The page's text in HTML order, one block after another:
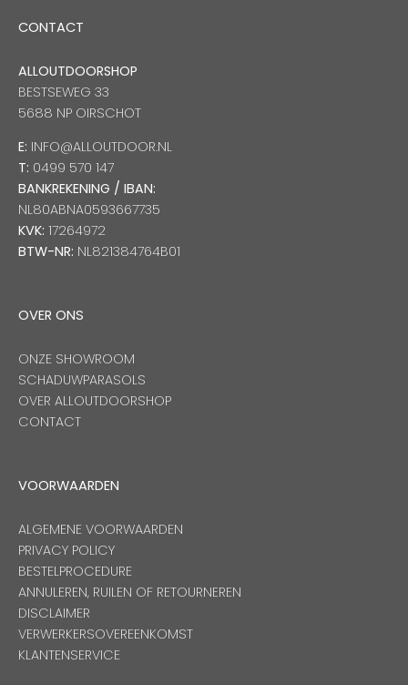
CONTACT
ALLOUTDOORSHOP
BESTSEWEG 33
5688 NP OIRSCHOT
E: INFO@ALLOUTDOOR.NL
T: 0499 570 147
BANKREKENING / IBAN:
NL80ABNA0593667735
KVK: 17264972
BTW-NR: NL821384764B01
OVER ONS
ONZE SHOWROOM
SCHADUWPARASOLS
OVER ALLOUTDOORSHOP
CONTACT
VOORWAARDEN
ALGEMENE VOORWAARDEN
PRIVACY POLICY
BESTELPROCEDURE
ANNULEREN, RUILEN OF RETOURNEREN
DISCLAIMER
VERWERKERSOVEREENKOMST
KLANTENSERVICE